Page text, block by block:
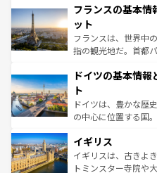
なお、新着のイタリ
しい。
文化が根付くこの国
れる闘牛、そして美
る。首都マドリード
アートに溢れた街角
せる。地方によって
ンテンツ一覧 を参照
フランスの基本情
ット
フランスは、世界中
指の観光地だ。首都
で、幅広い魅力が詰
聖堂、美しいビーチ
から魅了する。また
れ、フランス料理は
香り高いラベンダー
らに、パリ以外の地
も豊かな歴史と文化
ドイツの基本情報
ト
ドイツは、豊かな歴
の中心に位置する国
顔を持つこの国は、
ルリンの文化的活気
してライン川沿いの
イギリス
イギリスは、古きよ
トミンスター寺院や